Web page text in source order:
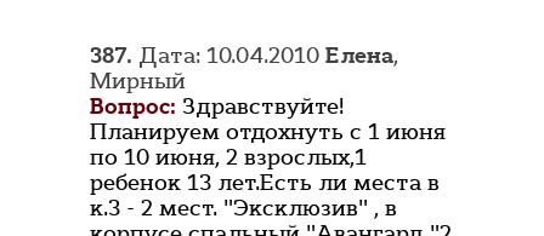
387. Дата: 10.04.2010 Елена,
Мирный
Вопрос: Здравствуйте!
Планируем отдохнуть с 1 июня
по 10 июня, 2 взрослых,1
ребенок 13 лет.Есть ли места в
к.3 - 2 мест. "Эксклюзив" , в